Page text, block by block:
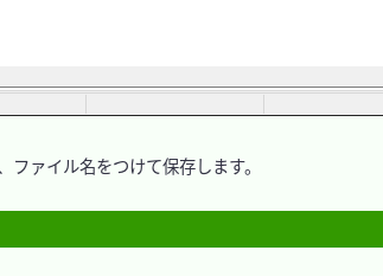
ァイル名をつけて保存します。